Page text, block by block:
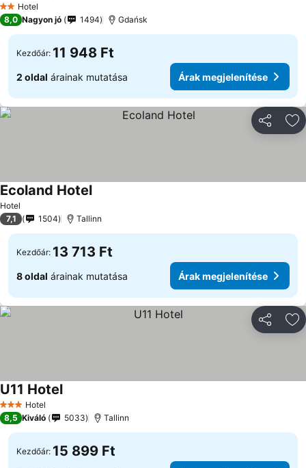
2 Kategória
Hotel
8,0 Nagyon jó 1494 Gdańsk
Kezdőár: 11 948 Ft
2 oldal árainak mutatása Árak megjelenítése
Hotel
Ecoland HotelÁrak megjelenítése
7,1 1504 Tallinn
Kezdőár: 13 713 Ft
8 oldal árainak mutatása Árak megjelenítése
3 Kategória
Hotel
U11 HotelÁrak megjelenítése
8,5 Kiváló 5033 Tallinn
Kezdőár: 15 899 Ft